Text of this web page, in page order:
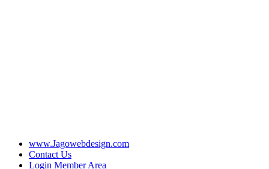
www.Jagowebdesign.com
Contact Us
Login Member Area